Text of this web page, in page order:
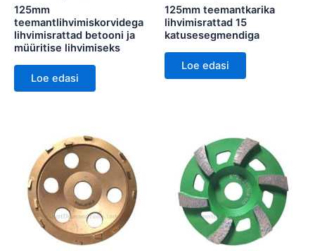
125mm
teemantlihvimiskorvidega
lihvimisrattad betooni ja
müüritise lihvimiseks
Loe edasi
125mm teemantkarika
lihvimisrattad 15
katusesegmendiga
Loe edasi